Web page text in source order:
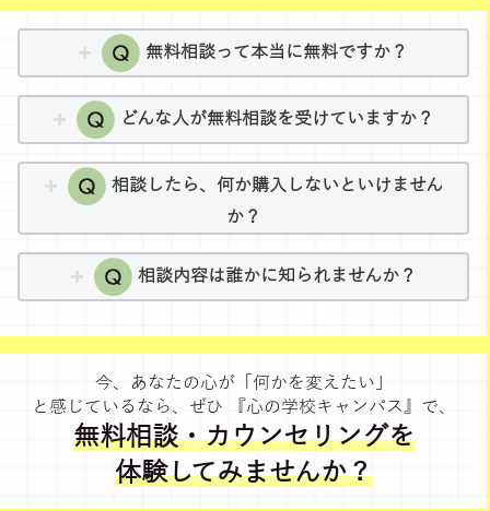
無料相談って本当に無料ですか？
どんな人が無料相談を受けていますか？
相談したら、何か購入しないといけません
か？
相談内容は誰かに知られませんか？
今、あなたの心が「何かを変えたい」
と感じているなら、ぜひ 『心の学校キャンパス』で、
無料相談・カウンセリングを
体験してみませんか？